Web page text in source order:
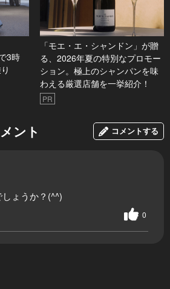
3時
「モエ・エ・シャンドン」が贈
る、2026年夏の特別なプロモー
ション。極上のシャンパンを味
わえる厳選店舗を一挙紹介！
PR
ント コメントする
ょうか？(^^)
0